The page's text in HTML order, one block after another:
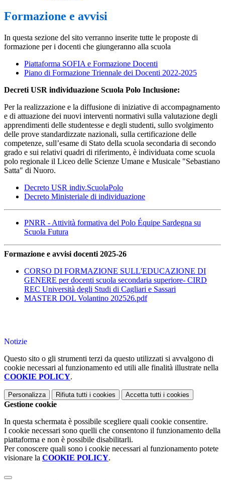
Formazione e avvisi
In questa sezione del sito verranno inserite tutte le proposte di
formazione per i docenti che giungeranno alla scuola
Piattaforma SOFIA e Formazione Docenti
Piano di Formazione Triennale dei Docenti 2022-2025
Decreti USR individuazione Scuola Polo Inclusione:
Per la realizzazione e la diffusione di iniziative di accompagnamento
e di attuazione dei nuovi interventi normativi sulla valutazione degli
apprendimenti delle studentesse e degli studenti, sullo svolgimento
delle prove standardizzate nazionali, sulla certificazione delle
competenze, sull’esame di Stato della scuola secondaria di secondo
grado e sui relativi quadri di riferimento, è individuata come scuola
polo regionale il Liceo delle Scienze Umane e Musicale "Sebastiano
Satta" di Nuoro.
Decreto USR indiv.ScuolaPolo
Decreto Ministeriale di individuazione
PNRR - Attività formativa del Polo Équipe Sardegna su
Scuola Futura
Formazione e avvisi docenti 2025-26
CORSO DI FORMAZIONE SULL'EDUCAZIONE DI
GENERE per docenti scuola secondaria superiore- CIRD
REC Università degli Studi di Cagliari e Sassari
MASTER DOL Volantino 202526.pdf
Notizie
Questo sito o gli strumenti terzi da questo utilizzati si avvalgono di
cookie necessari al funzionamento ed utili alle finalità illustrate nella
COOKIE POLICY.
Personalizza Rifiuta tutti i cookies Accetta tutti i cookies
Gestione cookie
In questa schermata è possibile scegliere quali cookie consentire.
I cookie necessari sono quelli che consentono il funzionamento della
piattaforma e non è possibile disabilitarli.
Per conoscere quali sono i cookie necessari al funzionamento potete
visionare la COOKIE POLICY.